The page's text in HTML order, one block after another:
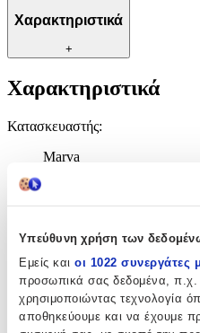
Υπεύθυνη χρήση των
Εμείς και οι 1022 συνεργάτες
προσωπικά σας δεδομένα, π.χ.
χρησιμοποιώντας τεχνολογία
αποθηκεύουμε και να έχουμε
Χαρακτηριστικά
+
Χαρακτηριστικά
Κατασκευαστής:
Marva
Τύπος
Κεραμικό
Χρώμα: